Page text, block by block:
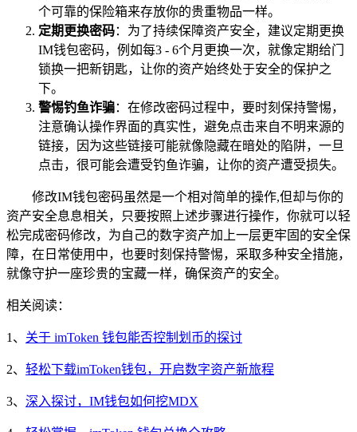
个可靠的保险箱来存放你的贵重物品一样。
定期更换密码：为了持续保障资产安全，建议定期更换
IM钱包密码，例如每3 - 6个月更换一次，就像定期给门
锁换一把新钥匙，让你的资产始终处于安全的保护之
下。
警惕钓鱼诈骗：在修改密码过程中，要时刻保持警惕，
注意确认操作界面的真实性，避免点击来自不明来源的
链接，因为这些链接可能就像隐藏在暗处的陷阱，一旦
点击，很可能会遭受钓鱼诈骗，让你的资产遭受损失。
修改IM钱包密码虽然是一个相对简单的操作,但却与你的
资产安全息息相关，只要按照上述步骤进行操作，你就可以轻
松完成密码修改，为自己的数字资产加上一层更牢固的安全保
障，在日常使用中，也要时刻保持警惕，采取多种安全措施，
就像守护一座珍贵的宝藏一样，确保资产的安全。
相关阅读：
1、 关于 imToken 钱包能否控制划币的探讨
2、 轻松下载imToken钱包，开启数字资产新旅程
3、 深入探讨，IM钱包如何挖MDX